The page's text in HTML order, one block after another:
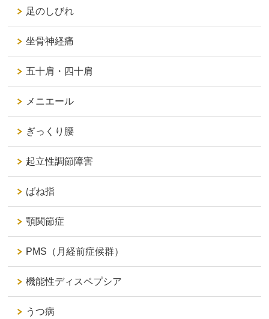
足のしびれ
坐骨神経痛
五十肩・四十肩
メニエール
ぎっくり腰
起立性調節障害
ばね指
顎関節症
PMS（月経前症候群）
機能性ディスペプシア
うつ病